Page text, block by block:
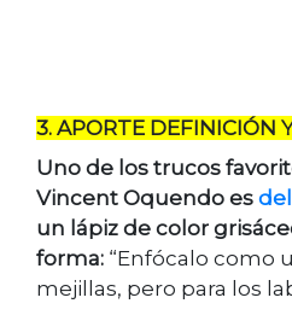
3. APORTE DEFINICIÓN
Uno de los trucos
Vincent Oquendo es
un lápiz de color
forma: “Enfócalo como
mejillas, pero para los